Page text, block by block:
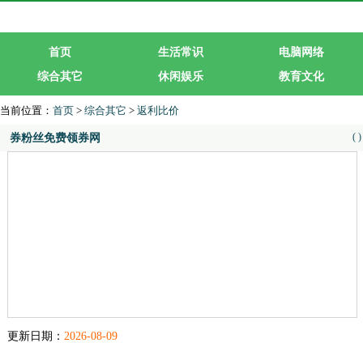
首页 生活常识
电脑网络
综合其它
休闲娱乐
教育文化
当前位置： 首页 > 综合其它 > 返利比价
券粉丝免费领券网 ( )
更新日期： 2026-08-09